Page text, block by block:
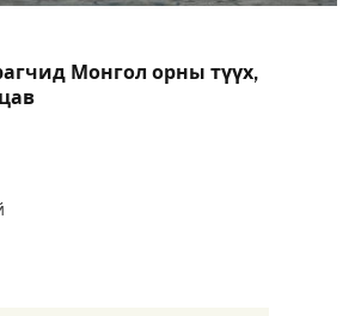
Монгол орны түүх,